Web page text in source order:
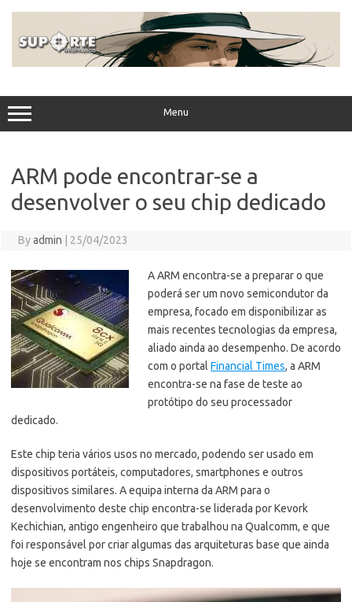
Menu
ARM pode encontrar-se a
desenvolver o seu chip dedicado
Byadmin 25/04/2023
A ARM encontra-se a preparar o que
poderá ser um novo semicondutor da
empresa, focado em disponibilizar as
mais recentes tecnologias da empresa,
aliado ainda ao desempenho. De acordo
com o portal Financial Times, a ARM
encontra-se na fase de teste ao
protótipo do seu processador
dedicado.
Este chip teria vários usos no mercado, podendo ser usado em
dispositivos portáteis, computadores, smartphones e outros
dispositivos similares. A equipa interna da ARM para o
desenvolvimento deste chip encontra-se liderada por Kevork
Kechichian, antigo engenheiro que trabalhou na Qualcomm, e que
foi responsável por criar algumas das arquiteturas base que ainda
hoje se encontram nos chips Snapdragon.